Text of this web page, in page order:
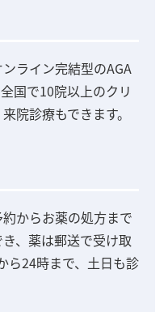
ライン完結型のAGA
国で10院以上のクリ
院診療もできます。
からお薬の処方まで
、薬は郵送で受け取
ら24時まで、土日も診